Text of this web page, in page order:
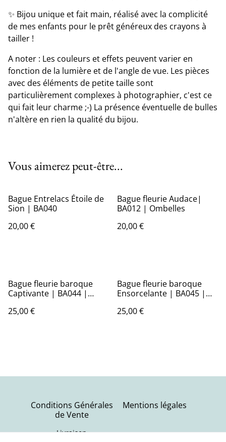
✨ Bijou unique et fait main, réalisé avec la complicité
de mes enfants pour le prêt généreux des crayons à
tailler !
A noter : Les couleurs et effets peuvent varier en
fonction de la lumière et de l'angle de vue. Les pièces
avec des éléments de petite taille sont
particulièrement complexes à photographier, c'est ce
qui fait leur charme ;-) La présence éventuelle de bulles
n'altère en rien la qualité du bijou.
Vous aimerez peut-être...
Bague Entrelacs Étoile de
Sion | BA040
20,00 €
Bague fleurie Audace|
BA012 | Ombelles
20,00 €
Bague fleurie baroque
Captivante | BA044 |
25,00 €
Bague fleurie baroque
Ensorcelante | BA045 |
25,00 €
Conditions Générales
de Vente
Livraison
Mentions légales